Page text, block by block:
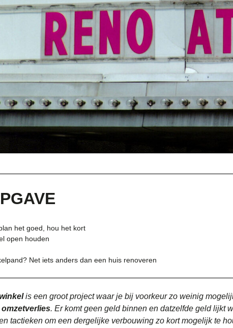
het goed, hou het kort
open houden
Net iets anders dan een huis renoveren
is een groot project waar je bij voorkeur zo weinig
omzetverlies. Er komt geen geld binnen en datzelfde geld lijkt
tactieken om een dergelijke verbouwing zo kort mogelijk te